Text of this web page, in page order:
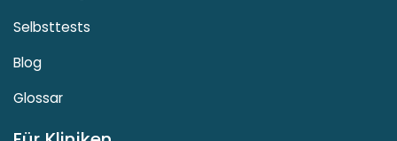
Selbsttests
Blog
Glossar